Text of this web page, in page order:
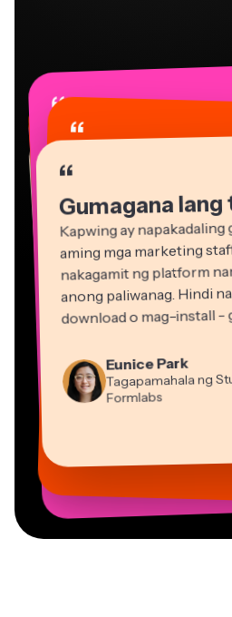
“
Gumagana lang
Kapwing ay napakadaling
aming mga marketing
nakagamit ng platform
anong paliwanag. Hindi
download o mag-install -
Eunice Park
Tagapamahala ng
Formlabs
“
CEO sa MOXIE
“
Co-Founder sa
Panos
“
Gracie Peng
“
Martin James
Editor ng Video
“
“ “
“
Dina Segovia